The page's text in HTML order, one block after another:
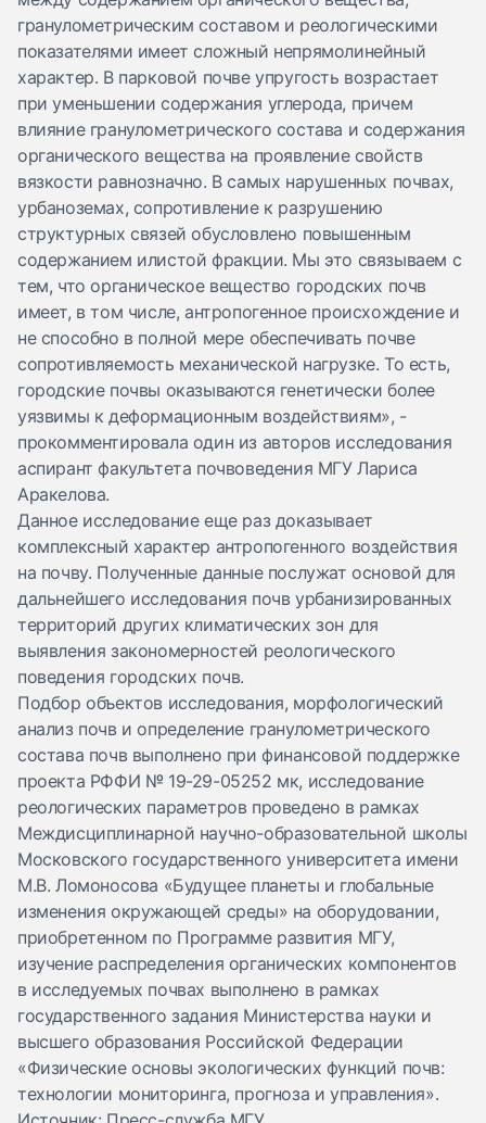
гранулометрическим составом и реологическими
показателями имеет сложный непрямолинейный
характер. В парковой почве упругость возрастает
при уменьшении содержания углерода, причем
влияние гранулометрического состава и содержания
органического вещества на проявление свойств
вязкости равнозначно. В самых нарушенных почвах,
урбаноземах, сопротивление к разрушению
структурных связей обусловлено повышенным
содержанием илистой фракции. Мы это связываем с
тем, что органическое вещество городских почв
имеет, в том числе, антропогенное происхождение и
не способно в полной мере обеспечивать почве
сопротивляемость механической нагрузке. То есть,
городские почвы оказываются генетически более
уязвимы к деформационным воздействиям», -
прокомментировала один из авторов исследования
аспирант факультета почвоведения МГУ Лариса
Аракелова.
Данное исследование еще раз доказывает
комплексный характер антропогенного воздействия
на почву. Полученные данные послужат основой для
дальнейшего исследования почв урбанизированных
территорий других климатических зон для
выявления закономерностей реологического
поведения городских почв.
Подбор объектов исследования, морфологический
анализ почв и определение гранулометрического
состава почв выполнено при финансовой поддержке
проекта РФФИ № 19-29-05252 мк, исследование
реологических параметров проведено в рамках
Междисциплинарной научно-образовательной школы
Московского государственного университета имени
М.В. Ломоносова «Будущее планеты и глобальные
изменения окружающей среды» на оборудовании,
приобретенном по Программе развития МГУ,
изучение распределения органических компонентов
в исследуемых почвах выполнено в рамках
государственного задания Министерства науки и
высшего образования Российской Федерации
«Физические основы экологических функций почв:
технологии мониторинга, прогноза и управления».